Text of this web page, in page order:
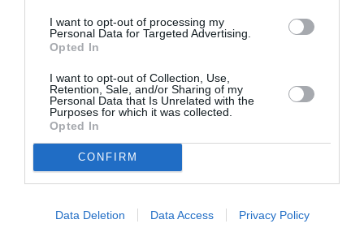
I want to opt-out of processing my
Personal Data for Targeted Advertising.
Opted In
I want to opt-out of Collection, Use,
Retention, Sale, and/or Sharing of my
Personal Data that Is Unrelated with the
Purposes for which it was collected.
Opted In
CONFIRM
Data Deletion Data Access Privacy Policy
θα έχει αρκετές γυναίκες γιατρούς,
νοσηλεύτριες και μαίες – ούτε για το εθνικό
σύστημα υγείας ούτε για οργανώσεις όπως οι
Γιατροί Χωρίς Σύνορα.
»Σε πολλές περιοχές της χώρας, οι άνδρες
γιατροίδεν επιτρέπεται
γυναίκες επαγγελματίες υγείας είναι λίγες. Οι